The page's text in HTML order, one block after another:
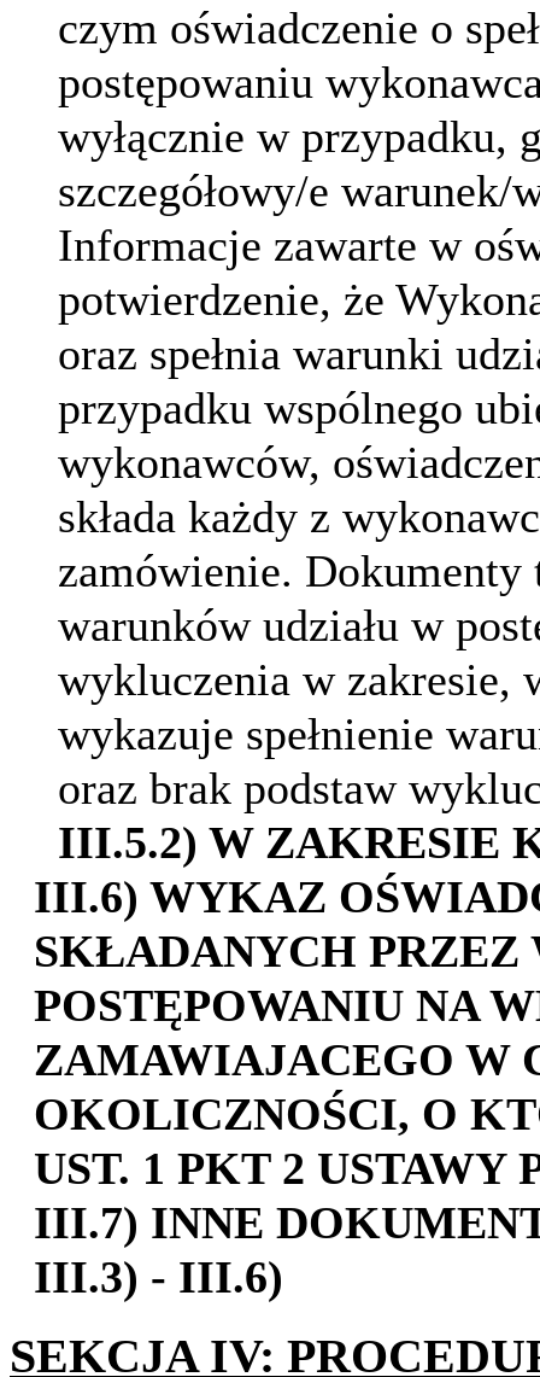
czym oświadczenie o
postępowaniu
wyłącznie w przypadku,
szczegółowy/e warunek/
Informacje zawarte w
potwierdzenie, że
oraz spełnia warunki
przypadku wspólnego
wykonawców,
składa każdy z
zamówienie. Dokumenty
warunków udziału w
wykluczenia w zakresie,
wykazuje spełnienie
oraz brak podstaw
III.5.2) W ZAKRESIE
III.6) WYKAZ
SKŁADANYCH PRZEZ
POSTĘPOWANIU NA
ZAMAWIAJACEGO W
OKOLICZNOŚCI, O
UST. 1 PKT 2 USTAWY
III.7) INNE
III.3) - III.6)
SEKCJA IV: